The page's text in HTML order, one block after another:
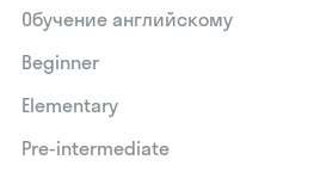
Обучение английскому
Beginner
Elementary
Pre-intermediate